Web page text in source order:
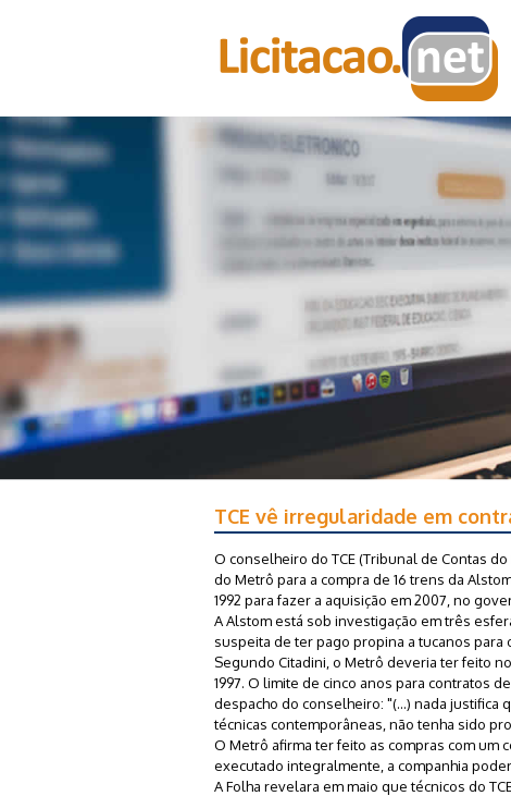
TCE vê irregularidade em
O conselheiro do TCE (Tribunal de Contas
do Metrô para a compra de 16 trens da
1992 para fazer a aquisição em 2007, no
A Alstom está sob investigação em três
suspeita de ter pago propina a tucanos para
Segundo Citadini, o Metrô deveria ter feito
1997. O limite de cinco anos para contratos
despacho do conselheiro: "(...) nada
técnicas contemporâneas, não tenha sido
O Metrô afirma ter feito as compras com um
executado integralmente, a companhia
A Folha revelara em maio que técnicos do